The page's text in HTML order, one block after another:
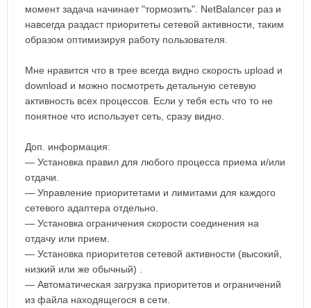
момент задача начинает "тормозить". NetBalancer раз и
навсегда раздаст приоритеты сетевой активности, таким
образом оптимизируя работу пользователя.
Мне нравится что в трее всегда видно скорость upload и
download и можно посмотреть детальную сетевую
активность всех процессов. Если у тебя есть что то не
понятное что использует сеть, сразу видно.
Доп. информация:
— Установка правил для любого процесса приема и/или
отдачи.
— Управление приоритетами и лимитами для каждого
сетевого адаптера отдельно.
— Установка ограничения скорости соединения на
отдачу или прием.
— Установка приоритетов сетевой активности (высокий,
низкий или же обычный) .
— Автоматическая загрузка приоритетов и ограничений
из файла находящегося в сети.